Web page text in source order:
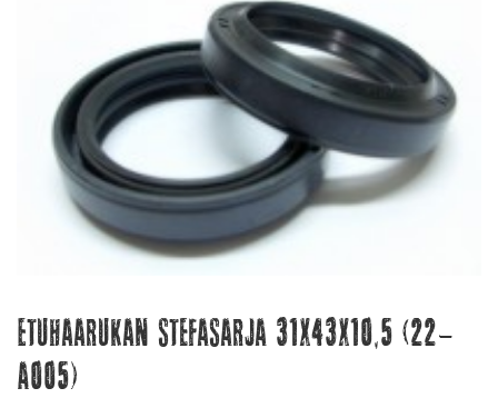
Etuhaarukan stefasarja 31x43x10,5 (22-
A005)